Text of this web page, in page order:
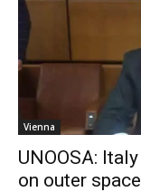
Vienna
UNOOSA:
on outer space